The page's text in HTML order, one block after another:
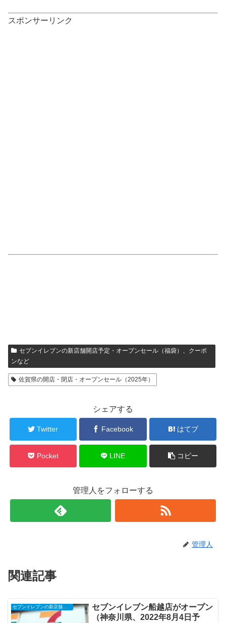
スポンサーリンク
セブンイレブンの新店舗開店予定・オープンセール（福袋）、クーポ
ンなど
佐賀県の開店・閉店・オープンセール（2025年）
シェアする
Twitter Facebook はてブ
Pocket LINE コピー
管理人をフォローする
管理人
関連記事
セブンイレブン船越店がオープン
（神奈川県、2022年8月4日予